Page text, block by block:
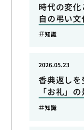
時代の変
自の弔い文
知識
香典返し
「お礼」
2026.05.23
知識